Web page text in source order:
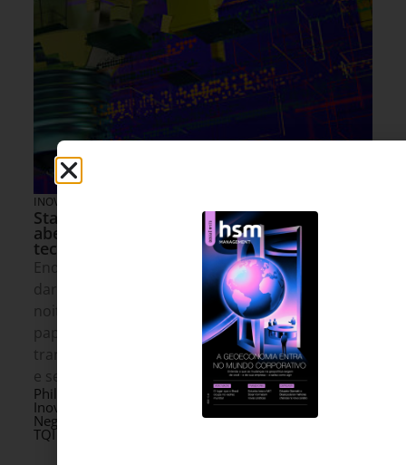
INOVAÇÃO & ESTRATÉGIA
Startups e legado: por que a inovação
aberta ganhou espaço na modernização
tecnológica das grandes empresas
Enquanto a maioria das empresas não pode se
dar ao luxo de substituir sistemas críticos da
noite para o dia, startups vêm assumindo um
papel estratégico na construção de uma
transformação tecnológica mais rápida, modular
e segura.
Philippe Rosa - Diretor de
Inovação e Novos
Negócios da TQI e líder do
TQI Ventures
3 MINUTOS MIN DE LEITURA